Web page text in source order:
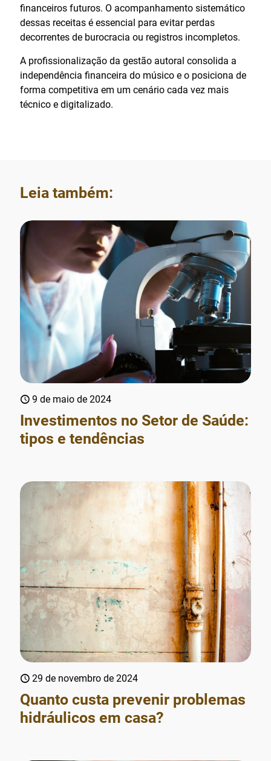
financeiros futuros. O acompanhamento sistemático
dessas receitas é essencial para evitar perdas
decorrentes de burocracia ou registros incompletos.
A profissionalização da gestão autoral consolida a
independência financeira do músico e o posiciona de
forma competitiva em um cenário cada vez mais
técnico e digitalizado.
Leia também:
9 de maio de 2024
Investimentos no Setor de Saúde:
tipos e tendências
29 de novembro de 2024
Quanto custa prevenir problemas
hidráulicos em casa?